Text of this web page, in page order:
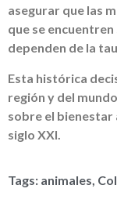
asegurar que las
que se
dependen de la
Esta histórica
región y del
sobre el bienestar
siglo XXI.
Tags: animales,